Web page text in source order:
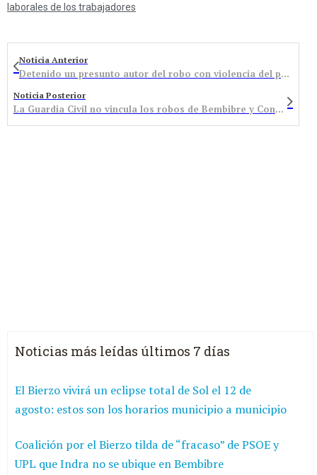
laborales de los trabajadores
Noticia Anterior
Detenido un presunto autor del robo con violencia del pasado viernes en Congosto
Noticia Posterior
La Guardia Civil no vincula los robos de Bembibre y Congosto
Noticias más leídas últimos 7 días
El Bierzo vivirá un eclipse total de Sol el 12 de
agosto: estos son los horarios municipio a municipio
Coalición por el Bierzo tilda de “fracaso” de PSOE y
UPL que Indra no se ubique en Bembibre